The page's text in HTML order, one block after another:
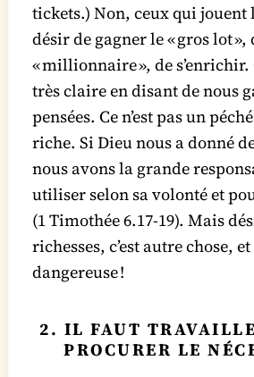
tickets.) Non, ceux qui jouent
désir de gagner le « gros lot
« millionnaire », de
très claire en disant de nous
pensées. Ce n’est pas un
riche. Si Dieu nous a donné
nous avons la grande
utiliser selon sa volonté et
(1 Timothée 6.17-19). Mais
richesses, c’est autre chose,
dangereuse !
2. IL FAUT
PROCURER LE